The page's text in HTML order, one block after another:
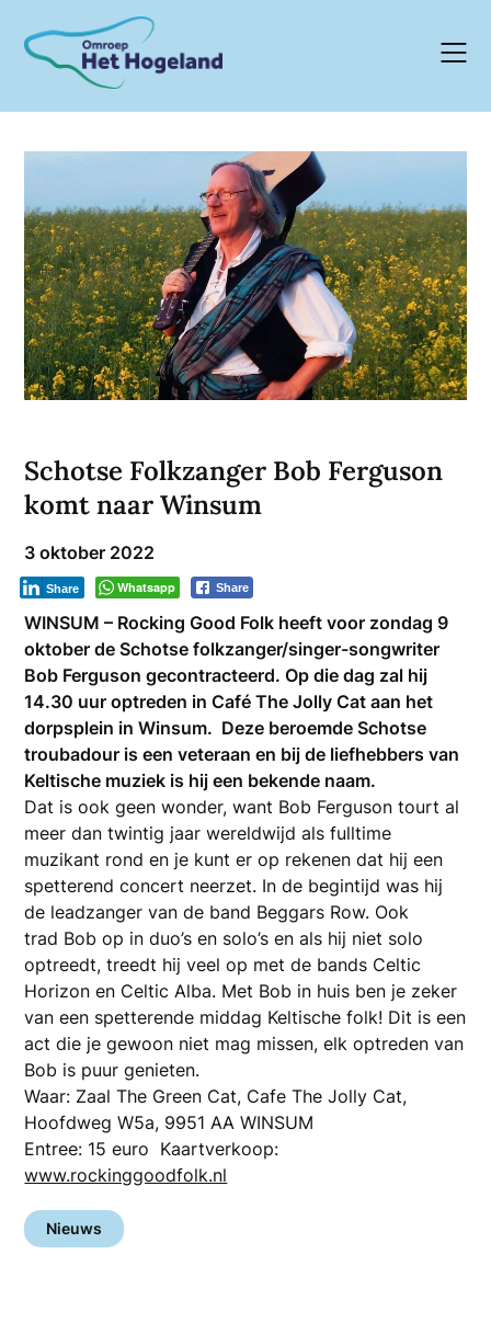
content
Schotse Folkzanger Bob Ferguson
komt naar Winsum
3 oktober 2022
Whatsapp Share
Share
WINSUM – Rocking Good Folk heeft voor zondag 9
oktober de Schotse folkzanger/singer-songwriter
Bob Ferguson gecontracteerd. Op die dag zal hij
14.30 uur optreden in Café The Jolly Cat aan het
dorpsplein in Winsum. Deze beroemde Schotse
troubadour is een veteraan en bij de liefhebbers van
Keltische muziek is hij een bekende naam.
Dat is ook geen wonder, want Bob Ferguson tourt al
meer dan twintig jaar wereldwijd als fulltime
muzikant rond en je kunt er op rekenen dat hij een
spetterend concert neerzet. In de begintijd was hij
de leadzanger van de band Beggars Row. Ook
trad Bob op in duo’s en solo’s en als hij niet solo
optreedt, treedt hij veel op met de bands Celtic
Horizon en Celtic Alba. Met Bob in huis ben je zeker
van een spetterende middag Keltische folk! Dit is een
act die je gewoon niet mag missen, elk optreden van
Bob is puur genieten.
Waar: Zaal The Green Cat, Cafe The Jolly Cat,
Hoofdweg W5a, 9951 AA WINSUM
Entree: 15 euro Kaartverkoop:
www.rockinggoodfolk.nl
Nieuws